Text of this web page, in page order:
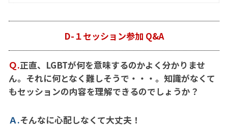
D-１セッション参加 Q&A
Ｑ.正直、LGBTが何を意味するのかよく分かりませ
ん。それに何となく難しそうで・・・。知識がなくて
もセッションの内容を理解できるのでしょうか？
Ａ.そんなに心配しなくて大丈夫！